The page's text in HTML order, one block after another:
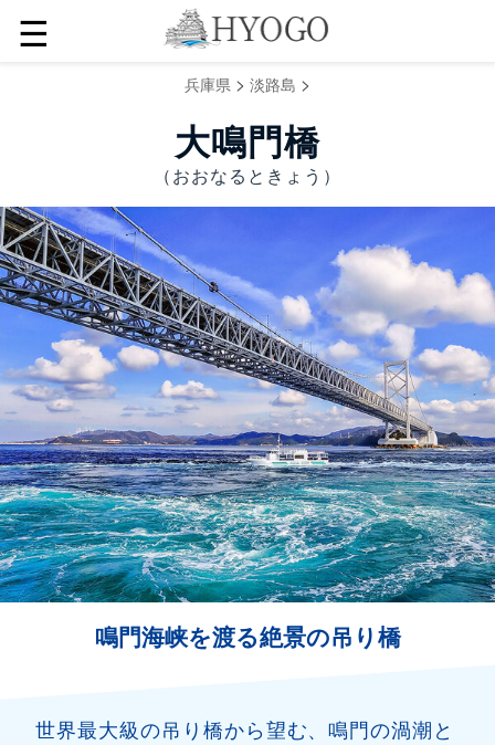
☰
兵庫県 > 淡路島 >
大鳴門橋
（おおなるときょう）
鳴門海峡を渡る絶景の吊り橋
世界最大級の吊り橋から望む、鳴門の渦潮と